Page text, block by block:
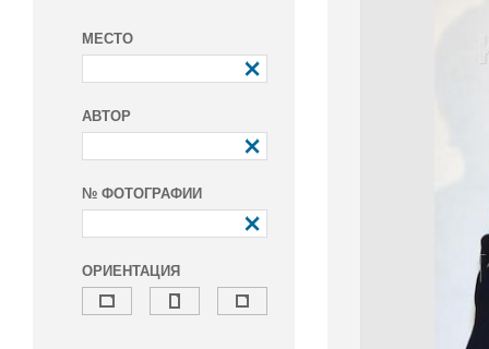
МЕСТО
АВТОР
№ ФОТОГРАФИИ
ОРИЕНТАЦИЯ